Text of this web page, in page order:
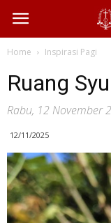
Home Inspirasi Pagi
Ruang
Rabu, 12 November
12/11/2025